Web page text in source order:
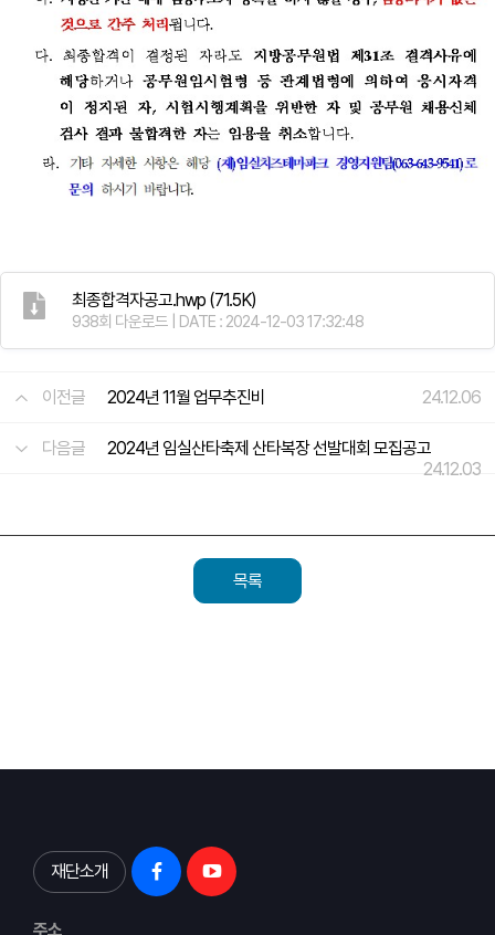
최종합격자공고.hwp (71.5K)
938회 다운로드 | DATE : 2024-12-03 17:32:48
이전글 2024년 11월 업무추진비 24.12.06
다음글
2024년 임실산타축제 산타복장 선발대회 모집공고
24.12.03
목록
재단소개
주소